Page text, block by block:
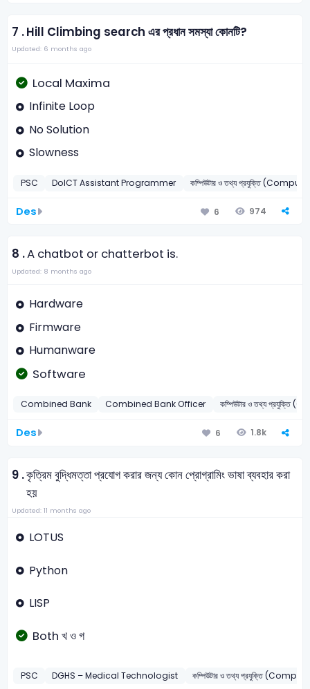
7 .Hill Climbing search এর প্রধান সমস্যা কোনটি?
Updated: 6 months ago
Local Maxima
Infinite Loop
No Solution
Slowness
PSC DoICT Assistant Programmer কম্পিউটার ও তথ্য প্রযুক্তি
Des 6 974
8 .A chatbot or chatterbot is.
Updated: 8 months ago
Hardware
Firmware
Humanware
Software
Combined Bank Combined Bank Officer কম্পিউটার ও তথ্য প্রযুক্তি
Des 6 1.8k
9 .কৃত্রিম বুদ্ধিমত্তা প্রযোগ করার জন্য কোন প্রোগ্রামিং ভাষা ব্যবহার করা
হয়
Updated: 11 months ago
LOTUS
Python
LISP
Both খ ও গ
PSC DGHS – Medical Technologist কম্পিউটার ও তথ্য প্রযুক্তি